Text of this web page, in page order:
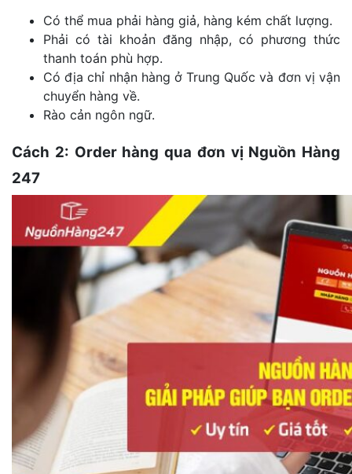
Có thể mua phải hàng giả, hàng kém chất lượng.
Phải có tài khoản đăng nhập, có phương thức
thanh toán phù hợp.
Có địa chỉ nhận hàng ở Trung Quốc và đơn vị vận
chuyển hàng về.
Rào cản ngôn ngữ.
Cách 2: Order hàng qua đơn vị Nguồn Hàng
247